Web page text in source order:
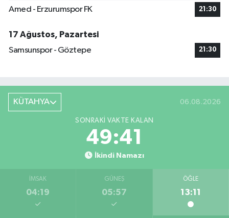
Amed - Erzurumspor FK 21:30
17 Ağustos, Pazartesi
Samsunspor - Göztepe
21:30
KÜTAHYA 06.08.2026
SONRAKI VAKTE KALAN
49:40
İkindi Namazı
İMSAK
04:19
GÜNEŞ
05:57
ÖĞLE
13:11